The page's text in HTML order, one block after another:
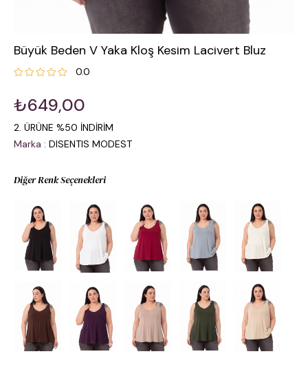
Büyük Beden V Yaka Kloş Kesim Lacivert Bluz
0.0
₺649,00
2. ÜRÜNE %50 İNDİRİM
Marka : DISENTIS MODEST
Diğer Renk Seçenekleri